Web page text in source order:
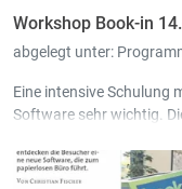
Workshop Book-in
abgelegt unter:
Eine intensive Schulung
Software sehr wichtig.
Am 14. und 15. Januar